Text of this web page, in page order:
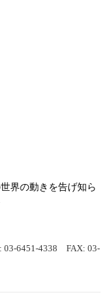
界の動きを告げ知ら
03-6451-4338 FAX: 03-